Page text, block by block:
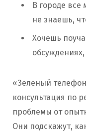
В городе
не знаешь,
Хочешь
«Зеленый
консультация по
проблемы от
Они подскажут,